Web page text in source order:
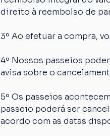
direito à reembolso de
3º Ao efetuar a compra,
4º Nossos passeios
avisa sobre o
5º Os passeios
passeio poderá ser
acordo com as datas